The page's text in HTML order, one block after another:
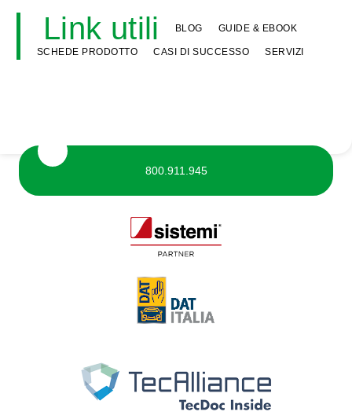
Link utili BLOG GUIDE & EBOOK
SCHEDE PRODOTTO CASI DI SUCCESSO SERVIZI
800.911.945